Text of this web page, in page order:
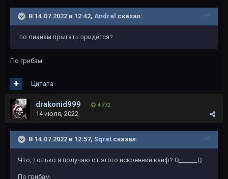
В 14.07.2022 в 12:42, Andral сказал:
по лианам прыгать придется?
По грибам.
Цитата
drakonid999 4 772
14 июля, 2022
В 14.07.2022 в 12:57, Sqrat сказал:
Что, только я получаю от этого искренний кайф? Q______Q
По грибам.